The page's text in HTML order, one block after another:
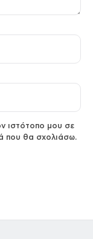
ιστότοπο μου σε
που θα σχολιάσω.